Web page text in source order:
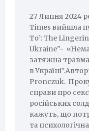
27 Липня 2024
Times вийшла
To’: The
Ukraine"-
затяжна
в
Pronczuk.
справи про
російських
кажуть, що
та